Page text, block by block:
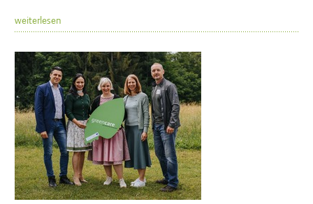
weiterlesen